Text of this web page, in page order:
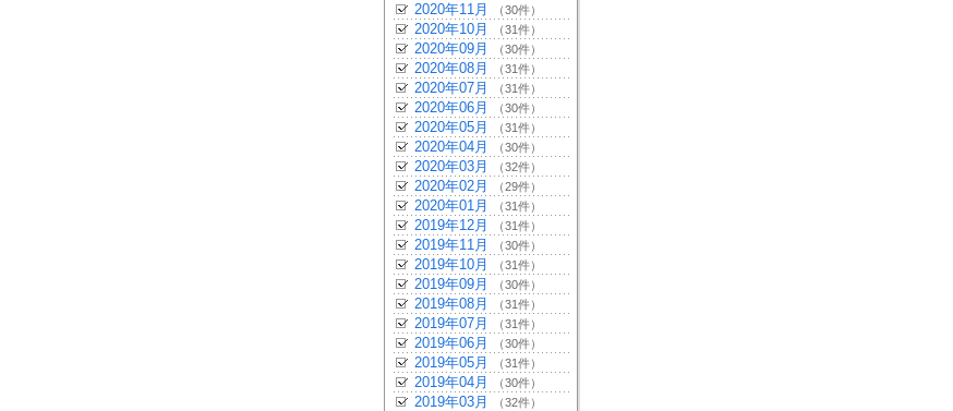
2020年11月 （30件）
2020年10月 （31件）
2020年09月 （30件）
2020年08月 （31件）
2020年07月 （31件）
2020年06月 （30件）
2020年05月 （31件）
2020年04月 （30件）
2020年03月 （32件）
2020年02月 （29件）
2020年01月 （31件）
2019年12月 （31件）
2019年11月 （30件）
2019年10月 （31件）
2019年09月 （30件）
2019年08月 （31件）
2019年07月 （31件）
2019年06月 （30件）
2019年05月 （31件）
2019年04月 （30件）
2019年03月 （32件）